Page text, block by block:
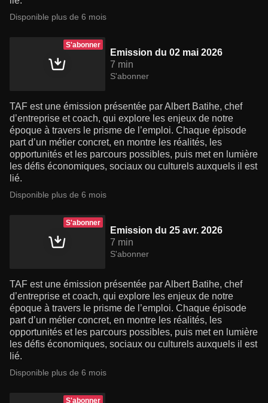
Disponible plus de 6 mois
S'abonner
Emission du 02 mai 2026
7 min
S'abonner
TAF est une émission présentée par Albert Batihe, chef
d’entreprise et coach, qui explore les enjeux de notre
époque à travers le prisme de l’emploi. Chaque épisode
part d’un métier concret, en montre les réalités, les
opportunités et les parcours possibles, puis met en lumière
les défis économiques, sociaux ou culturels auxquels il est
lié.
Disponible plus de 6 mois
S'abonner
Emission du 25 avr. 2026
7 min
S'abonner
TAF est une émission présentée par Albert Batihe, chef
d’entreprise et coach, qui explore les enjeux de notre
époque à travers le prisme de l’emploi. Chaque épisode
part d’un métier concret, en montre les réalités, les
opportunités et les parcours possibles, puis met en lumière
les défis économiques, sociaux ou culturels auxquels il est
lié.
Disponible plus de 6 mois
S'abonner